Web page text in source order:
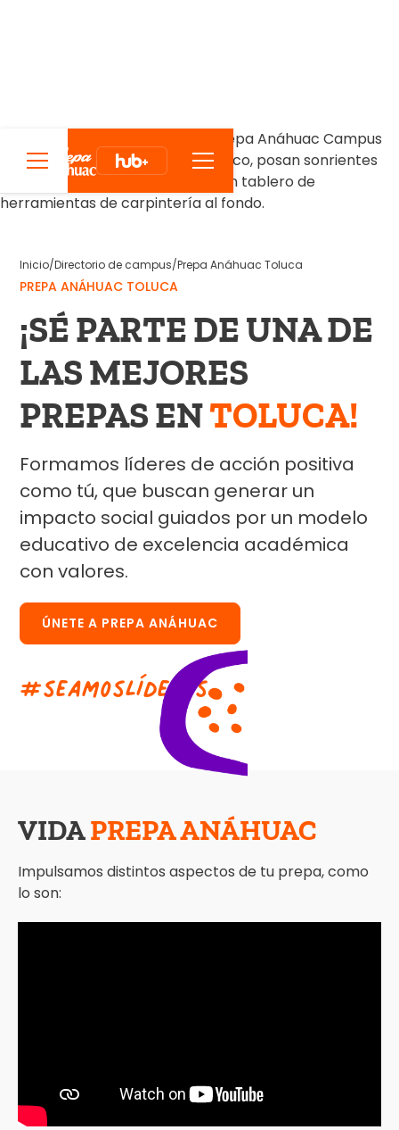
Inicio/Directorio de campus/Prepa Anáhuac Toluca
PREPA ANÁHUAC TOLUCA
¡SÉ PARTE DE UNA DE
LAS MEJORES
PREPAS ENTOLUCA!
Formamos líderes de acción positiva
como tú, que buscan generar un
impacto social guiados por un modelo
educativo de excelencia académica
con valores.
ÚNETE A PREPA ANÁHUAC
#seamosLíderes
VIDAPREPA ANÁHUAC
Impulsamos distintos aspectos de tu prepa, como
lo son: